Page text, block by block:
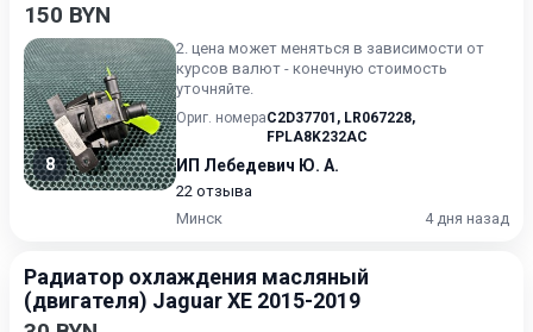
150 BYN
8
2. цена может меняться в зависимости от
курсов валют - конечную стоимость
уточняйте.
Ориг. номераC2D37701 , LR067228,
FPLA8K232AC
ИП Лебедевич Ю. А.
22 отзыва
Минск
4 дня назад
Радиатор охлаждения масляный
(двигателя) Jaguar XE 2015-2019